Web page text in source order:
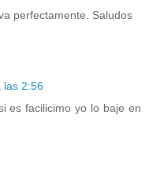
perfectamente. Saludos
las 2:56
es facilicimo yo lo baje en